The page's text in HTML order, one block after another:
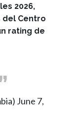
2026,
del Centro
rating de
June 7,